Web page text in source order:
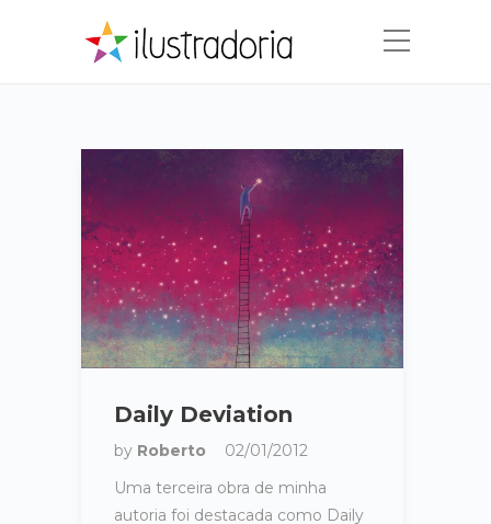
Daily Deviation
by Roberto
02/01/2012
Uma terceira obra de minha
autoria foi destacada como Daily